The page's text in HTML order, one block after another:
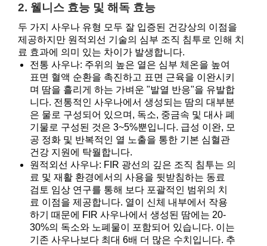
2. 웰니스 효능 및 해독 효능
두 가지 사우나 유형 모두 잘 입증된 건강상의 이점을
제공하지만 원적외선 기술의 심부 조직 침투로 인해 치
료 효과에 의미 있는 차이가 발생합니다.
전통 사우나: 주위의 높은 열은 심부 체온을 높여
표면 혈액 순환을 촉진하고 표면 근육을 이완시키
며 땀을 흘리게 하는 가벼운 "발열 반응"을 유발합
니다. 전통적인 사우나에서 생성되는 땀의 대부분
은 물로 구성되어 있으며, 독소, 중금속 및 대사 폐
기물로 구성된 것은 3~5%뿐입니다. 급성 이완, 모
공 정화 및 반복적인 열 노출을 통한 기본 심혈관
건강 지원에 탁월합니다.
원적외선 사우나: FIR 광선의 깊은 조직 침투는 의
료 및 재활 환경에서의 사용을 뒷받침하는 동료
검토 임상 연구를 통해 보다 포괄적인 범위의 치
료 이점을 제공합니다. 열이 신체 내부에서 작용
하기 때문에 FIR 사우나에서 생성된 땀에는 20-
30%의 독소와 노폐물이 포함되어 있습니다. 이는
기존 사우나보다 최대 6배 더 많은 수치입니다. 추